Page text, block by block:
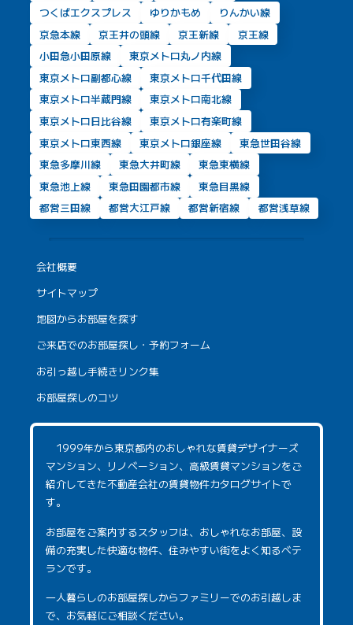
つくばエクスプレス
ゆりかもめ
りんかい線
京急本線
京王井の頭線 京王新線
京王線
小田急小田原線
東京メトロ丸ノ内線
東京メトロ副都心線
東京メトロ千代田線
東京メトロ半蔵門線
東京メトロ南北線
東京メトロ日比谷線
東京メトロ有楽町線
東京メトロ東西線
東京メトロ銀座線
東急世田谷線
東急多摩川線
東急大井町線
東急東横線
東急池上線
東急田園都市線
東急目黒線
都営三田線
都営大江戸線 都営新宿線 都営浅草線
会社概要
サイトマップ
地図からお部屋を探す
ご来店でのお部屋探し・予約フォーム
お引っ越し手続きリンク集
お部屋探しのコツ
1999年から東京都内のおしゃれな賃貸デザイナーズ
マンション、リノベーション、高級賃貸マンションをご
紹介してきた不動産会社の賃貸物件カタログサイトで
す。
お部屋をご案内するスタッフは、おしゃれなお部屋、設
備の充実した快適な物件、住みやすい街をよく知るベテ
ランです。
一人暮らしのお部屋探しからファミリーでのお引越しま
で、お気軽にご相談ください。